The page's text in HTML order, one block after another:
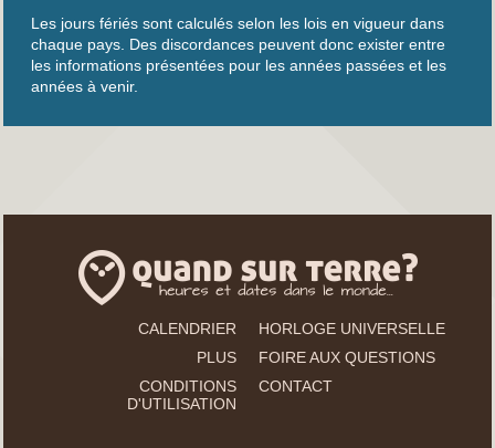
Les jours fériés sont calculés selon les lois en vigueur dans
chaque pays. Des discordances peuvent donc exister entre
les informations présentées pour les années passées et les
années à venir.
CALENDRIER
HORLOGE UNIVERSELLE
PLUS
FOIRE AUX QUESTIONS
CONDITIONS
D'UTILISATION
CONTACT